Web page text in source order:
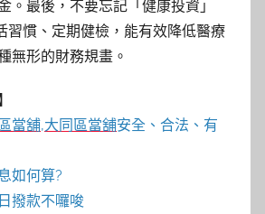
。最後，不要忘記「健康投資」
慣、定期健檢，能有效降低醫療
無形的財務規畫。
當舖,大同區當舖安全、合法、有
如何算?
日撥款不囉唆